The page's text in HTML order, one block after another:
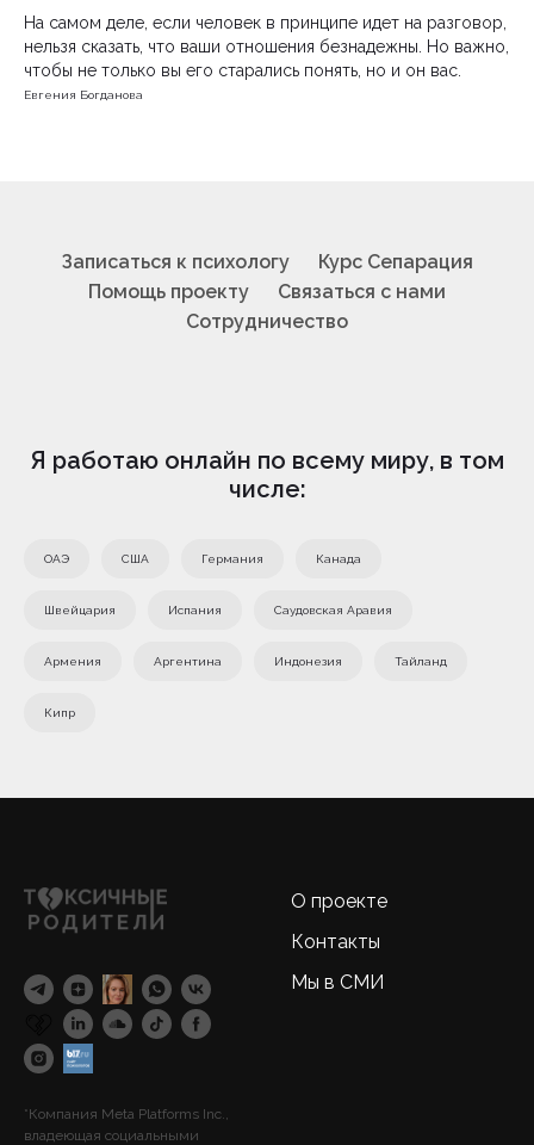
На самом деле, если человек в принципе идет на разговор,
нельзя сказать, что ваши отношения безнадежны. Но важно,
чтобы не только вы его старались понять, но и он вас.
Евгения Богданова
Записаться к психологу
Курс Сепарация
Помощь проекту
Связаться с нами
Сотрудничество
Я работаю онлайн по всему миру, в том
числе:
ОАЭ США Германия Канада
Швейцария Испания Саудовская Аравия
Армения Аргентина Индонезия Тайланд
Кипр
*Компания Meta Platforms Inc.,
владеющая социальными
О проекте
Контакты
Мы в СМИ